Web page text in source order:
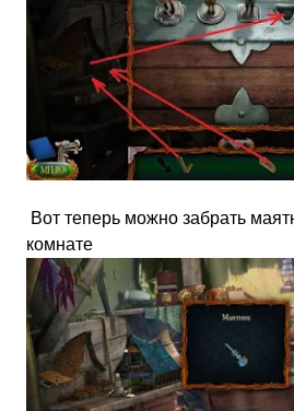
Вот теперь можно забрать
комнате